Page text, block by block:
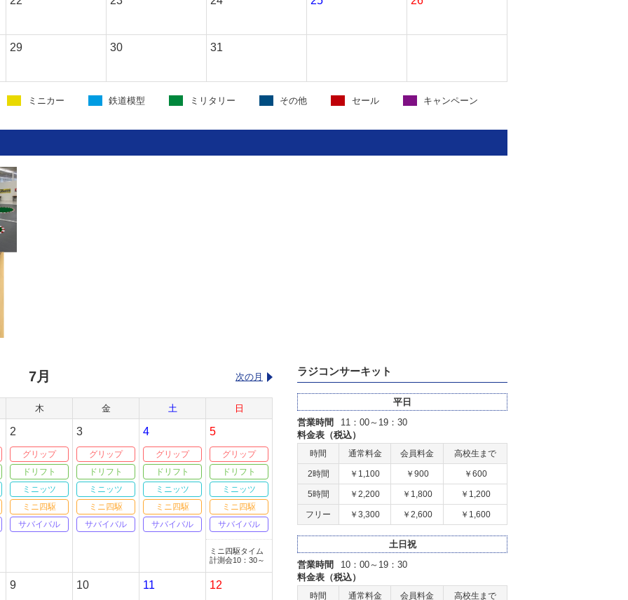
29 30 31
ミニカー 鉄道模型 ミリタリー その他 セール キャンペーン
ラジコンサーキット
平日
営業時間
11：00～19：30
料金表（税込）
時間 通常料金 会員料金 高校生まで
2時間 ￥1,100 ￥900 ￥600
5時間 ￥2,200 ￥1,800 ￥1,200
フリー ￥3,300 ￥2,600 ￥1,600
土日祝
営業時間
10：00～19：30
料金表（税込）
時間 通常料金 会員料金 高校生まで
7月 次の月
木 金 土 日
2
グリップ
ドリフト
ミニッツ
ミニ四駆
サバイバル
3
グリップ
ドリフト
ミニッツ
ミニ四駆
サバイバル
4
グリップ
ドリフト
ミニッツ
ミニ四駆
サバイバル
5
グリップ
ドリフト
ミニッツ
ミニ四駆
サバイバル
ミニ四駆タイム
計測会10：30～
9 10 11 12